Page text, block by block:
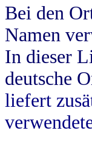
Bei den
Namen
In dieser
deutsche
liefert